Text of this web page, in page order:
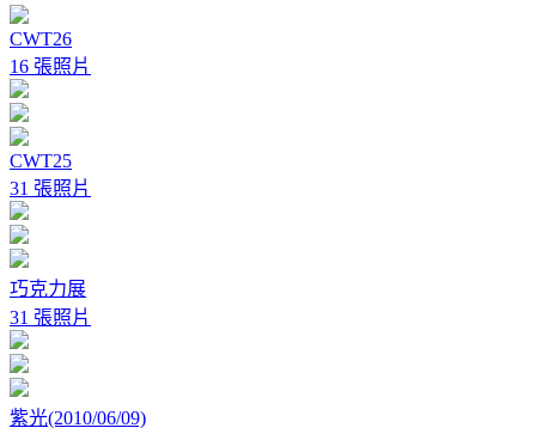
CWT26
16 張照片
CWT25
31 張照片
巧克力展
31 張照片
紫光(2010/06/09)